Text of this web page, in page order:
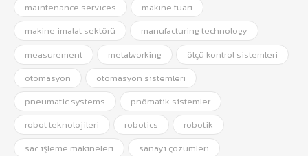
maintenance services
makine fuarı
makine imalat sektörü
manufacturing technology
measurement
metalworking
ölçü kontrol sistemleri
otomasyon
otomasyon sistemleri
pneumatic systems
pnömatik sistemler
robot teknolojileri
robotics
robotik
sac işleme makineleri
sanayi çözümleri